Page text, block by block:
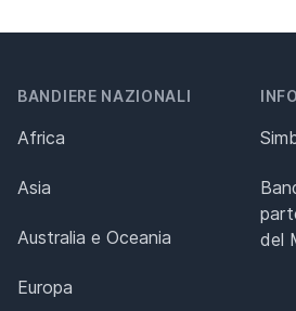
BANDIERE NAZIONALI
Africa
Asia
Australia e Oceania
Europa
del